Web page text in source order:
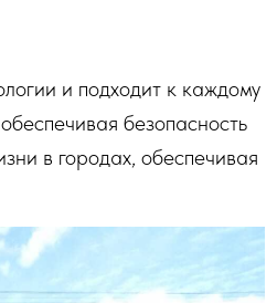
и подходит к каждому
безопасность
в городах, обеспечивая